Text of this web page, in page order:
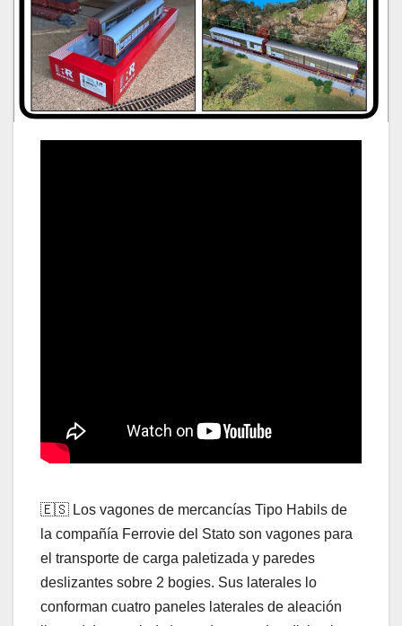
🇪🇸 Los vagones de mercancías Tipo Habils de
la compañía Ferrovie del Stato son vagones para
el transporte de carga paletizada y paredes
deslizantes sobre 2 bogies. Sus laterales lo
conforman cuatro paneles laterales de aleación